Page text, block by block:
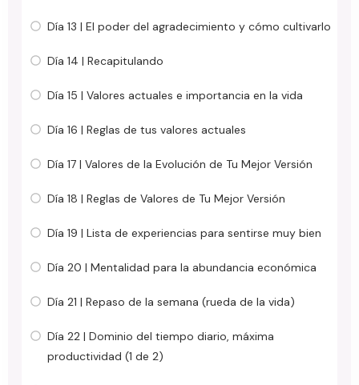
Día 13 | El poder del agradecimiento y cómo cultivarlo
Día 14 | Recapitulando
Día 15 | Valores actuales e importancia en la vida
Día 16 | Reglas de tus valores actuales
Día 17 | Valores de la Evolución de Tu Mejor Versión
Día 18 | Reglas de Valores de Tu Mejor Versión
Día 19 | Lista de experiencias para sentirse muy bien
Día 20 | Mentalidad para la abundancia económica
Día 21 | Repaso de la semana (rueda de la vida)
Día 22 | Dominio del tiempo diario, máxima
productividad (1 de 2)